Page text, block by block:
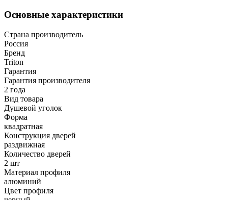
Основные характеристики
Страна производитель
Россия
Бренд
Triton
Гарантия
Гарантия производителя
2 года
Вид товара
Душевой уголок
Форма
квадратная
Конструкция дверей
раздвижная
Количество дверей
2 шт
Материал профиля
алюминий
Цвет профиля